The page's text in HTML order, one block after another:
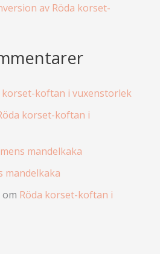
av Röda korset-
korset-koftan i vuxenstorlek
korset-koftan i
mandelkaka
mandelkaka
om Röda korset-koftan i